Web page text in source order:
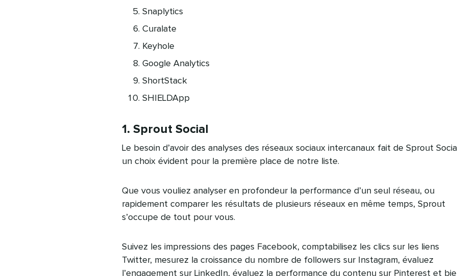
Snaplytics
Curalate
Keyhole
Google Analytics
ShortStack
SHIELDApp
1. Sprout Social
Le besoin d’avoir des analyses des réseaux sociaux intercanaux fait de Sprout
un choix évident pour la première place de notre liste.
Que vous vouliez analyser en profondeur la performance d’un seul réseau, ou
rapidement comparer les résultats de plusieurs réseaux en même temps, Sprout
s’occupe de tout pour vous.
Suivez les impressions des pages Facebook, comptabilisez les clics sur les liens
Twitter, mesurez la croissance du nombre de followers sur Instagram, évaluez
l’engagement sur LinkedIn, évaluez la performance du contenu sur Pinterest et